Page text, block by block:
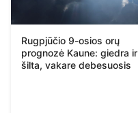
Rugpjūčio 9-osios orų
prognozė Kaune: giedra ir
šilta, vakare debesuosis